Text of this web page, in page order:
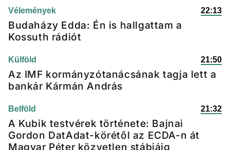
Vélemények 22:13
Budaházy Edda: Én is hallgattam a
Kossuth rádiót
Külföld 21:50
Az IMF kormányzótanácsának tagja lett a
bankár Kármán András
Belföld 21:32
A Kubik testvérek története: Bajnai
Gordon DatAdat-körétől az ECDA-n át
Magyar Péter közvetlen stábjáig